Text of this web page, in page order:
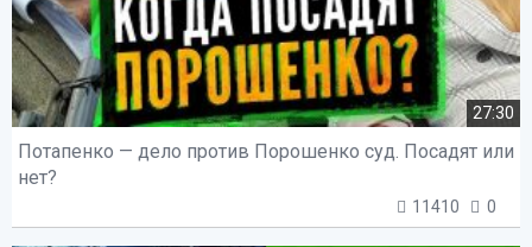
27:30
Потапенко — дело против Порошенко суд. Посадят или
нет?
11410 0